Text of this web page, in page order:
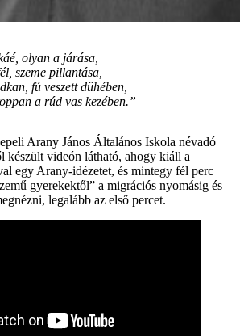
olyan a járása,
szeme pillantása,
fú veszett dühében,
a rúd vas kezében.”
Arany János Általános Iskola névadó
készült videón látható, ahogy kiáll a
egy Arany-idézetet, és mintegy fél perc
gyerekektől” a migrációs nyomásig és
legalább az első percet.